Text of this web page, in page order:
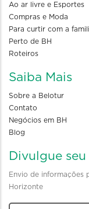
Ao ar livre e Esportes
Compras e Moda
Para curtir com a
Perto de BH
Roteiros
Saiba Mais
Sobre a Belotur
Contato
Negócios em BH
Blog
Divulgue
Envio de informações
Horizonte